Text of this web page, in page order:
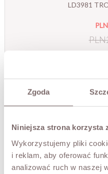
Zgoda
Niniejsza strona korzysta
Wykorzystujemy pliki
i reklam, aby oferować
analizować ruch w naszej
LD3981
S/M
ADD